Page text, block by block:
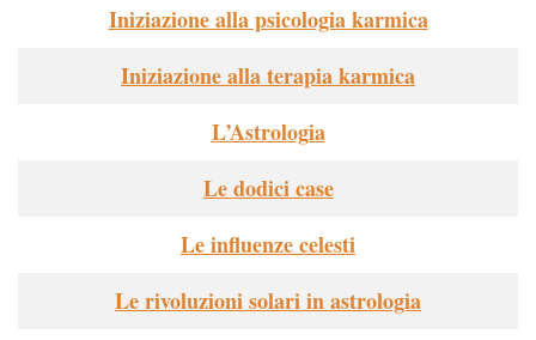
Iniziazione alla psicologia karmica
Iniziazione alla terapia karmica
L’Astrologia
Le dodici case
Le influenze celesti
Le rivoluzioni solari in astrologia